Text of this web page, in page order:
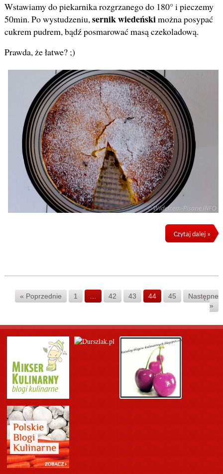
Wstawiamy do piekarnika rozgrzanego do 180° i pieczemy
50min. Po wystudzeniu,sernik wiedeńskimożna posypać
cukrem pudrem, bądź posmarować masą czekoladową.
Prawda, że łatwe? ;)
Czytaj dalej »
« Poprzednie 1 42 43 44 45
Następne
»